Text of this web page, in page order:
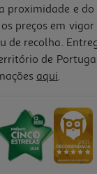
Uma Cadeira
proximidade e
preços em
de recolha.
de
aqui.